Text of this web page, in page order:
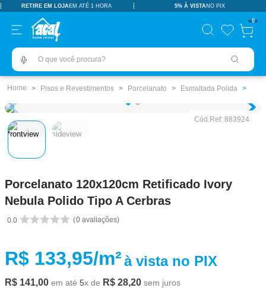
RETIRE EM LOJAEM ATÉ 1 HORA 5% À VISTANO PIX
0
O que você procura?
Pisos e Revestimentos Porcelanato Esmaltada Polida
Cód.Ref: 883924
Porcelanato 120x120cm Retificado Ivory
Nebula Polido Tipo A Cerbras
0.0 0 avaliações
R$ 133,95/m²à vista no PIX
R$ 141,00 em até 5x de R$ 28,20 sem juros
TERMOS MAIS BUSCADOS
pisos revestimentos
º ceramica
tinta
4
5º vaso sanitário
8º chuveiro
9º porta
1